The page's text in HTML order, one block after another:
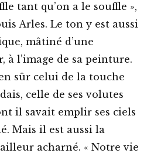
tant qu’on a le souffle »,
Arles. Le ton y est aussi
mâtiné d’une
à l’image de sa peinture.
sûr celui de la touche
celle de ses volutes
il savait emplir ses ciels
Mais il est aussi la
acharné. « Notre vie